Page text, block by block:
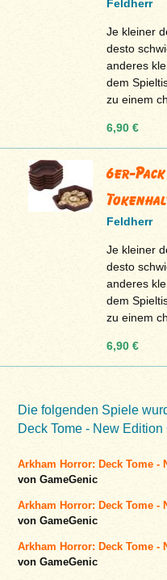
Feldherr
Je kleiner
desto
anderes
dem
zu einem
6,90 €
6er-
Feldherr
Je kleiner
desto
anderes
dem
zu einem
6,90 €
Die folgenden Spiele
Deck Tome - New Edition
Arkham Horror: Deck Tome -
von GameGenic
Arkham Horror: Deck Tome -
von GameGenic
Arkham Horror: Deck Tome -
von GameGenic